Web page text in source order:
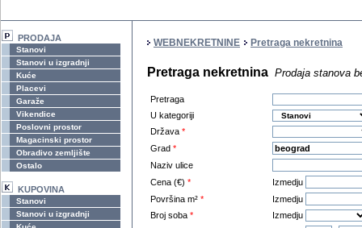
PRODAJA
Stanovi
Stanovi u izgradnji
Kuće
Placevi
Garaže
Vikendice
Poslovni prostor
Magacinski prostor
Obradivo zemljište
Ostalo
KUPOVINA
Stanovi
Stanovi u izgradnji
WEBNEKRETNINE Pretraga nekretnina
Pretraga nekretnina Prodaja stanova
Pretraga
U kategoriji
Država *
Grad *
Naziv ulice
Cena (€) *
Izmedju
Površina m² *
Izmedju
Broj soba *
Izmedju